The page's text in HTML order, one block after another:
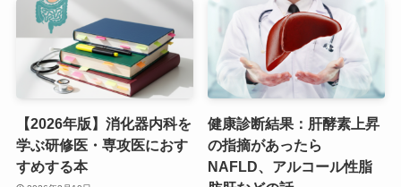
【2026年版】消化器内科を
学ぶ研修医・専攻医におす
すめする本
健康診断結果：肝酵素上昇
の指摘があったら
NAFLD、アルコール性脂